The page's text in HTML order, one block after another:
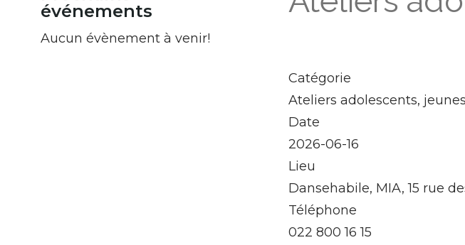
événements
Aucun évènement à venir!
Catégorie
Ateliers adolescents,
Date
2026-06-16
Lieu
Dansehabile, MIA, 15 rue
Téléphone
022 800 16 15